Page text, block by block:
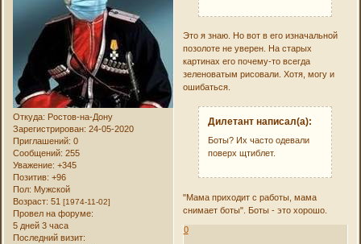
Откуда: Ростов-на-Дону
Зарегистрирован: 24-05-2020
Приглашений: 0
Сообщений: 255
Уважение: +345
Позитив: +96
Пол: Мужской
Возраст: 51[1974-11-02]
Провел на форуме:
5 дней 3 часа
Последний визит:
Это я знаю. Но вот в его изначальной
позолоте не уверен. На старых
картинах его почему-то всегда
зеленоватым рисовали. Хотя, могу и
ошибаться.
Дилетант написал(а):
Боты? Их часто одевали
поверх щтиблет.
"Мама приходит с работы, мама
снимает боты". Боты - это хорошо.
0